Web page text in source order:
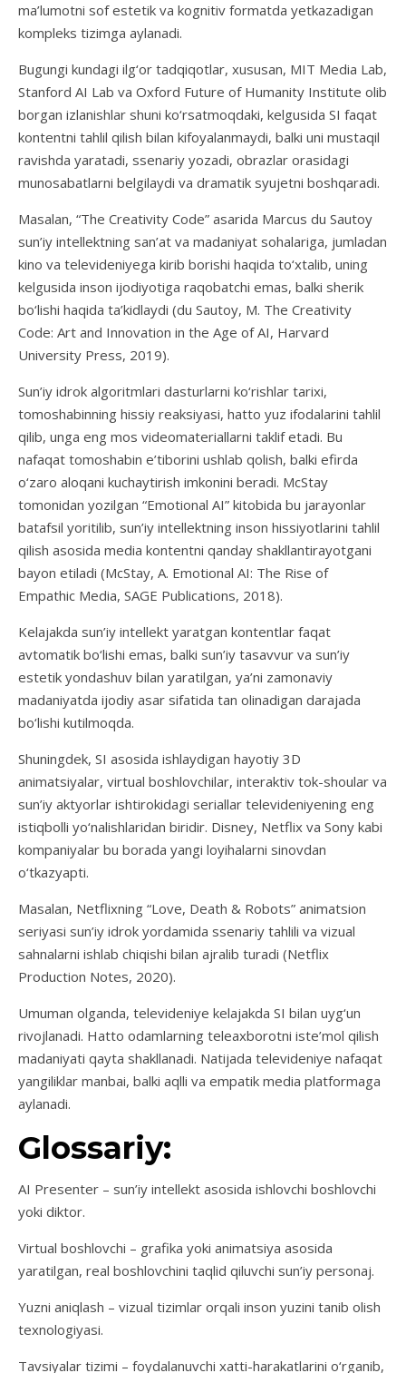
ma’lumotni sof estetik va kognitiv formatda yetkazadigan
kompleks tizimga aylanadi.
Bugungi kundagi ilg‘or tadqiqotlar, xususan, MIT Media Lab,
Stanford AI Lab va Oxford Future of Humanity Institute olib
borgan izlanishlar shuni ko‘rsatmoqdaki, kelgusida SI faqat
kontentni tahlil qilish bilan kifoyalanmaydi, balki uni mustaqil
ravishda yaratadi, ssenariy yozadi, obrazlar orasidagi
munosabatlarni belgilaydi va dramatik syujetni boshqaradi.
Masalan, “The Creativity Code” asarida Marcus du Sautoy
sun’iy intellektning san’at va madaniyat sohalariga, jumladan
kino va televideniyega kirib borishi haqida to‘xtalib, uning
kelgusida inson ijodiyotiga raqobatchi emas, balki sherik
bo‘lishi haqida ta’kidlaydi (du Sautoy, M. The Creativity
Code: Art and Innovation in the Age of AI, Harvard
University Press, 2019).
Sun’iy idrok algoritmlari dasturlarni ko‘rishlar tarixi,
tomoshabinning hissiy reaksiyasi, hatto yuz ifodalarini tahlil
qilib, unga eng mos videomateriallarni taklif etadi. Bu
nafaqat tomoshabin e’tiborini ushlab qolish, balki efirda
o‘zaro aloqani kuchaytirish imkonini beradi. McStay
tomonidan yozilgan “Emotional AI” kitobida bu jarayonlar
batafsil yoritilib, sun’iy intellektning inson hissiyotlarini tahlil
qilish asosida media kontentni qanday shakllantirayotgani
bayon etiladi (McStay, A. Emotional AI: The Rise of
Empathic Media, SAGE Publications, 2018).
Kelajakda sun’iy intellekt yaratgan kontentlar faqat
avtomatik bo‘lishi emas, balki sun’iy tasavvur va sun’iy
estetik yondashuv bilan yaratilgan, ya’ni zamonaviy
madaniyatda ijodiy asar sifatida tan olinadigan darajada
bo‘lishi kutilmoqda.
Shuningdek, SI asosida ishlaydigan hayotiy 3D
animatsiyalar, virtual boshlovchilar, interaktiv tok-shoular va
sun’iy aktyorlar ishtirokidagi seriallar televideniyening eng
istiqbolli yo‘nalishlaridan biridir. Disney, Netflix va Sony kabi
kompaniyalar bu borada yangi loyihalarni sinovdan
o‘tkazyapti.
Masalan, Netflixning “Love, Death & Robots” animatsion
seriyasi sun’iy idrok yordamida ssenariy tahlili va vizual
sahnalarni ishlab chiqishi bilan ajralib turadi (Netflix
Production Notes, 2020).
Umuman olganda, televideniye kelajakda SI bilan uyg‘un
rivojlanadi. Hatto odamlarning teleaxborotni iste’mol qilish
madaniyati qayta shakllanadi. Natijada televideniye nafaqat
yangiliklar manbai, balki aqlli va empatik media platformaga
aylanadi.
Glossariy:
AI Presenter – sun’iy intellekt asosida ishlovchi boshlovchi
yoki diktor.
Virtual boshlovchi – grafika yoki animatsiya asosida
yaratilgan, real boshlovchini taqlid qiluvchi sun’iy personaj.
Yuzni aniqlash – vizual tizimlar orqali inson yuzini tanib olish
texnologiyasi.
Tavsiyalar tizimi – foydalanuvchi xatti-harakatlarini o‘rganib,